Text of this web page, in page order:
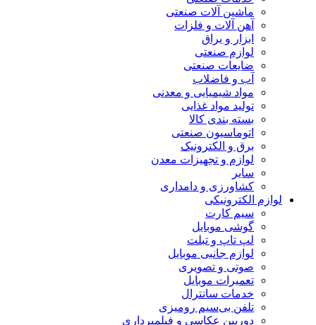
ماشین آلات صنعتی
آهن آلات و فلزات
ابزار و یراق
لوازم صنعتی
ضایعات صنعتی
آب و فاضلاب
مواد شیمیایی و معدنی
تولید مواد غذایی
بسته بندی کالا
اتوماسیون صنعتی
برق و الکترونیک
لوازم و تجهیزات معدن
سایر
کشاورزی و دامداری
لوازم الکترونیکی
سیم کارت
گوشی موبایل
لپ تاپ و تبلت
لوازم جانبی موبایل
صوتی و تصویری
تعمیرات موبایل
خدمات سانترال
تلفن بی‌سیم رومیزی
دوربین عکاسی و فیلمبرداری